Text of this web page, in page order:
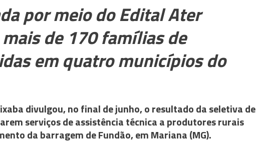
por meio do Edital Ater
de 170 famílias de
em quatro municípios do
divulgou, no final de junho, o resultado da seletiva de
serviços de assistência técnica a produtores rurais
da barragem de Fundão, em Mariana (MG).